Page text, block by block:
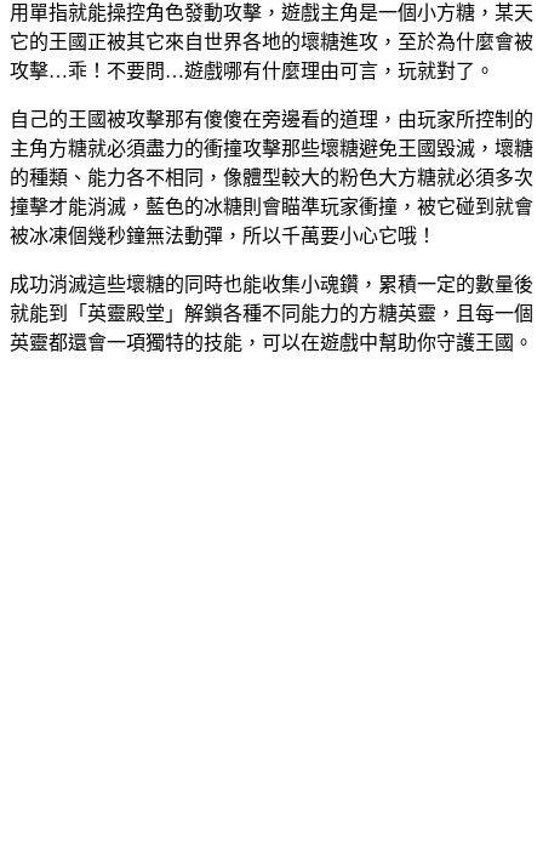
用單指就能操控角色發動攻擊，遊戲主角是一個小方糖，某天
它的王國正被其它來自世界各地的壞糖進攻，至於為什麼會被
攻擊…乖！不要問…遊戲哪有什麼理由可言，玩就對了。
自己的王國被攻擊那有傻傻在旁邊看的道理，由玩家所控制的
主角方糖就必須盡力的衝撞攻擊那些壞糖避免王國毀滅，壞糖
的種類、能力各不相同，像體型較大的粉色大方糖就必須多次
撞擊才能消滅，藍色的冰糖則會瞄準玩家衝撞，被它碰到就會
被冰凍個幾秒鐘無法動彈，所以千萬要小心它哦！
成功消滅這些壞糖的同時也能收集小魂鑽，累積一定的數量後
就能到「英靈殿堂」解鎖各種不同能力的方糖英靈，且每一個
英靈都還會一項獨特的技能，可以在遊戲中幫助你守護王國。